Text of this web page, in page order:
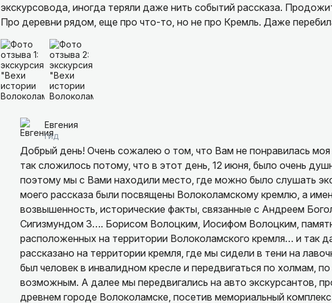
образы, заставляла сопереживать и задуматься. Это дорогого стоит.
Аккуратные улочки, цветники, милые кофеенки — всё это создаёт
уюта. И Евгения с гордостью обращала наше внимание на эти
хранит связь между прошлым и настоящим.
экскурсия длилась полтора часа, мы не устали, темп был
самые неожиданные!) она отвечала с улыбкой и невероятной
Евгения, огромное вам спасибо! Вы подарили нам не просто
времени и маленькую любовь к Волоколамску. Мы обязательно
именно к вам!
Рекомендую от всего сердца всем, кто хочет открыть для себя
экскурсовода, иногда теряли даже нить событий рассказа.
Про деревни рядом, еще про что-то, но не про Кремль. Даже
рассказать не чего. Город древний, с такой богатой историей, как
воодушевлением ехали 134 км. послушать историю про такой город!
эмоций и интереса. Повторюсь, мы часто ездим и всегда берем
после которой такое разочарование. Последние 15 минут из 1,5
В Кремль мы так сами и сходили.
Евгения
гид
Добрый день! Очень сожалею о том, что Вам не понравилась
так сложилось потому, что в этот день, 12 июня, было очень
поэтому мы с Вами находили место, где можно было слушать
моего рассказа были посвящены Волоколамскому кремлю, а
возвышенность, исторические факты, связанные с Андреем
Сигизмундом 3…. Борисом Волоцким, Иосифом Волоцким,
расположенных на территории Волоколамского кремля… и так
рассказано на территории кремля, где мы сидели в тени на
был человек в инвалидном кресле и передвигаться по холмам,
возможным. А далее мы передвигались на авто экскурсантов,
древнем городе Волоколамске, посетив мемориальный